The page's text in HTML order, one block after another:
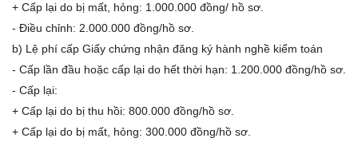
+ Cấp lại do bị mất, hỏng: 1.000.000 đồng/ hồ sơ.
- Điều chỉnh: 2.000.000 đồng/hồ sơ.
b) Lệ phí cấp Giấy chứng nhận đăng ký hành nghề kiểm toán
- Cấp lần đầu hoặc cấp lại do hết thời hạn: 1.200.000 đồng/hồ sơ.
- Cấp lại:
+ Cấp lại do bị thu hồi: 800.000 đồng/hồ sơ.
+ Cấp lại do bị mất, hỏng: 300.000 đồng/hồ sơ.